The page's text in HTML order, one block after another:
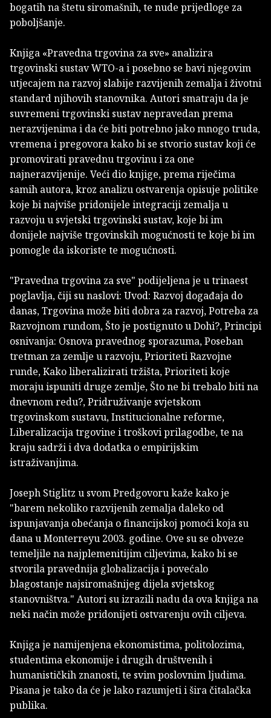
bogatih na štetu siromašnih, te nude prijedloge za
poboljšanje.
Knjiga «Pravedna trgovina za sve» analizira
trgovinski sustav WTO-a i posebno se bavi njegovim
utjecajem na razvoj slabije razvijenih zemalja i životni
standard njihovih stanovnika. Autori smatraju da je
suvremeni trgovinski sustav nepravedan prema
nerazvijenima i da će biti potrebno jako mnogo truda,
vremena i pregovora kako bi se stvorio sustav koji će
promovirati pravednu trgovinu i za one
najnerazvijenije. Veći dio knjige, prema riječima
samih autora, kroz analizu ostvarenja opisuje politike
koje bi najviše pridonijele integraciji zemalja u
razvoju u svjetski trgovinski sustav, koje bi im
donijele najviše trgovinskih mogućnosti te koje bi im
pomogle da iskoriste te mogućnosti.
"Pravedna trgovina za sve" podijeljena je u trinaest
poglavlja, čiji su naslovi: Uvod: Razvoj događaja do
danas, Trgovina može biti dobra za razvoj, Potreba za
Razvojnom rundom, Što je postignuto u Dohi?, Principi
osnivanja: Osnova pravednog sporazuma, Poseban
tretman za zemlje u razvoju, Prioriteti Razvojne
runde, Kako liberalizirati tržišta, Prioriteti koje
moraju ispuniti druge zemlje, Što ne bi trebalo biti na
dnevnom redu?, Pridruživanje svjetskom
trgovinskom sustavu, Institucionalne reforme,
Liberalizacija trgovine i troškovi prilagodbe, te na
kraju sadrži i dva dodatka o empirijskim
istraživanjima.
Joseph Stiglitz u svom Predgovoru kaže kako je
"barem nekoliko razvijenih zemalja daleko od
ispunjavanja obećanja o financijskoj pomoći koja su
dana u Monterreyu 2003. godine. Ove su se obveze
temeljile na najplemenitijim ciljevima, kako bi se
stvorila pravednija globalizacija i povećalo
blagostanje najsiromašnijeg dijela svjetskog
stanovništva." Autori su izrazili nadu da ova knjiga na
neki način može pridonijeti ostvarenju ovih ciljeva.
Knjiga je namijenjena ekonomistima, politolozima,
studentima ekonomije i drugih društvenih i
humanističkih znanosti, te svim poslovnim ljudima.
Pisana je tako da će je lako razumjeti i šira čitalačka
publika.